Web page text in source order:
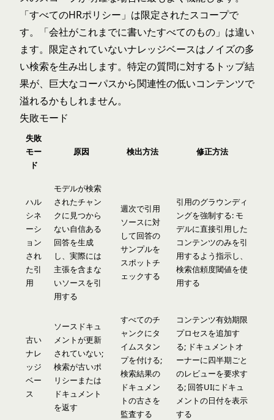
「すべてのHRポリシー」は限定されたスコープで
す。「会社がこれまでに書いたすべてのもの」は違い
ます。限定されていないナレッジベースはノイズの多
い検索を生み出します。特定の質問に対するトップ結
果が、巨大なコーパスから関連性の低いコンテンツで
溢れるかもしれません。
失敗モード
失敗
モー
ド
原因 検出方法 修正方法
ハル
シネ
ーシ
ョン
され
た引
用
モデルが検索
されたチャン
クに見つから
ない自信ある
回答を生成
し、実際には
主張を含まな
いソースを引
用する
週次で引用
ソースに対
して回答の
サンプルを
スポットチ
ェックする
引用のグラウンディ
ングを強制する: モ
デルに直接引用した
コンテンツのみを引
用するよう指示し、
検索信頼度閾値を使
用する
古い
ナレ
ッジ
ベー
ス
ソースドキュ
メントが更新
されていない;
検索が古いポ
リシーまたは
ドキュメント
を返す
すべてのチ
ャンクにタ
イムスタン
プを付ける;
検索結果の
ドキュメン
トの古さを
監査する
コンテンツ有効期限
プロセスを追加す
る; ドキュメントオ
ーナーに四半期ごと
のレビューを要求す
る; 回答UIにドキュ
メントの日付を表示
する